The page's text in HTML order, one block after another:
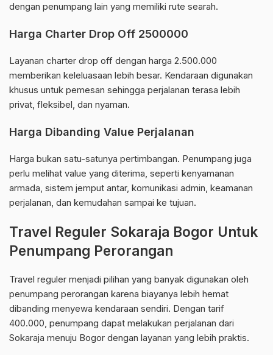
dengan penumpang lain yang memiliki rute searah.
Harga Charter Drop Off 2500000
Layanan charter drop off dengan harga 2.500.000
memberikan keleluasaan lebih besar. Kendaraan digunakan
khusus untuk pemesan sehingga perjalanan terasa lebih
privat, fleksibel, dan nyaman.
Harga Dibanding Value Perjalanan
Harga bukan satu-satunya pertimbangan. Penumpang juga
perlu melihat value yang diterima, seperti kenyamanan
armada, sistem jemput antar, komunikasi admin, keamanan
perjalanan, dan kemudahan sampai ke tujuan.
Travel Reguler Sokaraja Bogor Untuk
Penumpang Perorangan
Travel reguler menjadi pilihan yang banyak digunakan oleh
penumpang perorangan karena biayanya lebih hemat
dibanding menyewa kendaraan sendiri. Dengan tarif
400.000, penumpang dapat melakukan perjalanan dari
Sokaraja menuju Bogor dengan layanan yang lebih praktis.